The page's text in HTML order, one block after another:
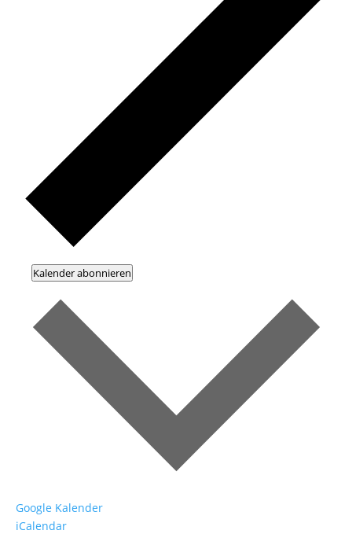
Kalender abonnieren
Google Kalender
iCalendar